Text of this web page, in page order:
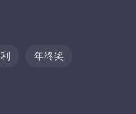
年终奖